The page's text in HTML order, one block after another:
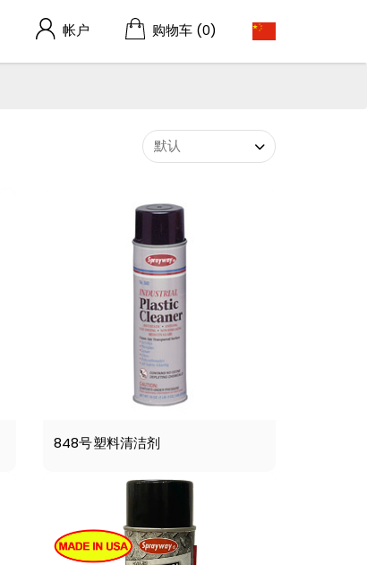
帐户 购物车 (0)
848号塑料清洁剂